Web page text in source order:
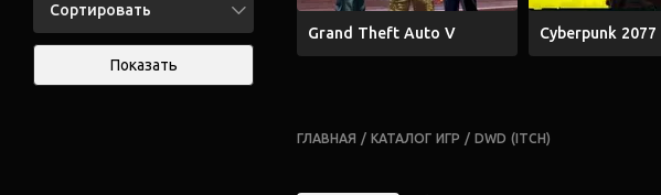
Сортировать
Показать
Grand Theft Auto V Cyberpunk 2077
ГЛАВНАЯ / КАТАЛОГ ИГР / DWD (ITCH)